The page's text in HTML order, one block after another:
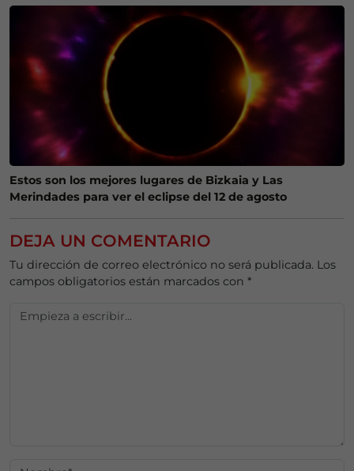
Estos son los mejores lugares de Bizkaia y Las
Merindades para ver el eclipse del 12 de agosto
DEJA UN COMENTARIO
Tu dirección de correo electrónico no será publicada. Los
campos obligatorios están marcados con *